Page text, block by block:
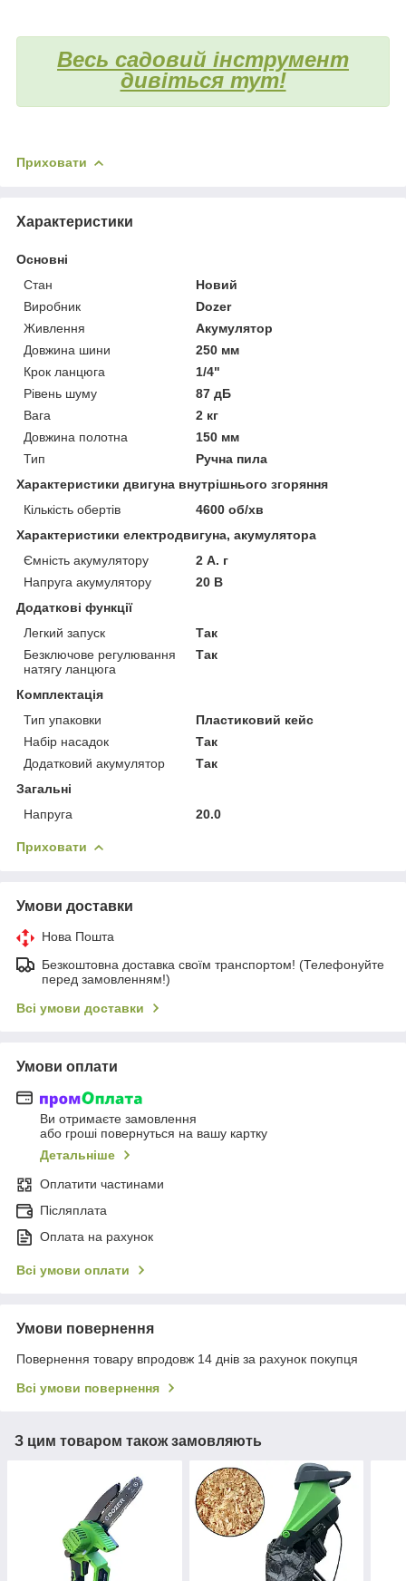
Весь садовий інструмент
дивіться тут!
Приховати
Характеристики
Основні
Стан
Новий
Виробник
Dozer
Живлення
Акумулятор
Довжина шини
250 мм
Крок ланцюга
1/4"
Рівень шуму
87 дБ
Вага
2 кг
Довжина полотна
150 мм
Тип
Ручна пила
Характеристики двигуна внутрішнього згоряння
Кількість обертів
4600 об/хв
Характеристики електродвигуна, акумулятора
Ємність акумулятору
2 А. г
Напруга акумулятору
20 В
Додаткові функції
Легкий запуск
Так
Безключове регулювання
натягу ланцюга
Так
Комплектація
Тип упаковки
Пластиковий кейс
Набір насадок
Так
Додатковий акумулятор
Так
Загальні
Напруга
20.0
Приховати
Умови доставки
Нова Пошта
Безкоштовна доставка своїм транспортом! (Телефонуйте
перед замовленням!)
Всі умови доставки
Умови оплати
Ви отримаєте замовлення
або гроші повернуться на вашу картку
Детальніше
Оплатити частинами
Післяплата
Оплата на рахунок
Всі умови оплати
Умови повернення
Повернення товару впродовж 14 днів за рахунок покупця
Всі умови повернення
З цим товаром також замовляють